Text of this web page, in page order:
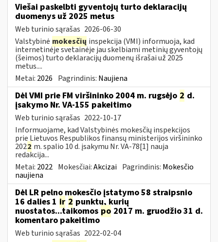
Viešai paskelbti gyventojų turto deklaracijų
duomenys už 2025 metus
Web turinio sąrašas 2026-06-30
Valstybinė mokesčių inspekcija (VMI) informuoja, kad
internetinėje svetainėje jau skelbiami metinių gyventojų
(šeimos) turto deklaracijų duomenų išrašai už 2025
metus....
Metai: 2026 Pagrindinis: Naujiena
Dėl VMI prie FM viršininko 2004 m. rugsėjo 2 d.
įsakymo Nr. VA-155 pakeitimo
Web turinio sąrašas 2022-10-17
Informuojame, kad Valstybinės mokesčių inspekcijos
prie Lietuvos Respublikos finansų ministerijos viršininko
2022 m. spalio 10 d. įsakymu Nr. VA-78[1] nauja
redakcija...
Metai: 2022 Mokesčiai:Akcizai Pagrindinis: Mokesčio
naujiena
Dėl LR pelno mokesčio įstatymo 58 straipsnio
16 dalies 1 ir 2 punktų, kurių
nuostatos...taikomos po 2017 m. gruodžio 31 d.
komentaro pakeitimo
Web turinio sąrašas 2022-02-04